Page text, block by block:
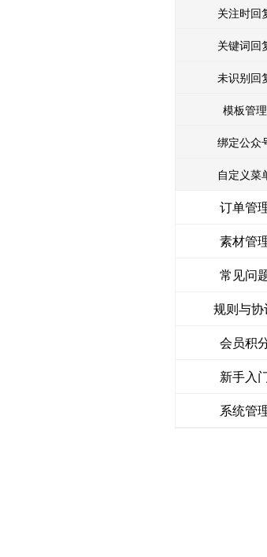
关注时回
关键词回
未识别回
模板管理
绑定公众
自定义菜
订单管
素材管
常见问
规则与协
会员积
新手入
系统管